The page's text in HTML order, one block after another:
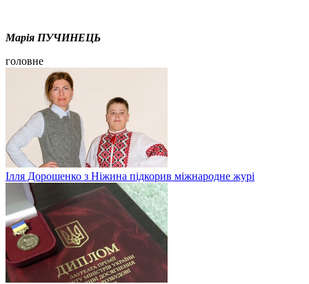
Марія ПУЧИНЕЦЬ
головне
Ілля Дорошенко з Ніжина підкорив міжнародне журі